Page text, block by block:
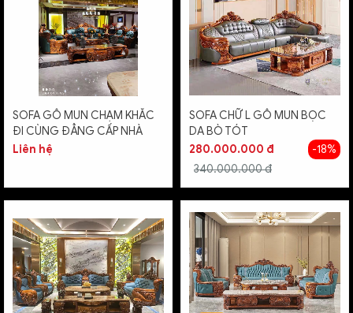
SOFA GỖ MUN CHẠM KHẮC
ĐI CÙNG ĐẲNG CẤP NHÀ
SANG
Liên hệ
SOFA CHỮ L GỖ MUN BỌC
DA BÒ TÓT
280.000.000 đ
340.000.000 đ
-18%